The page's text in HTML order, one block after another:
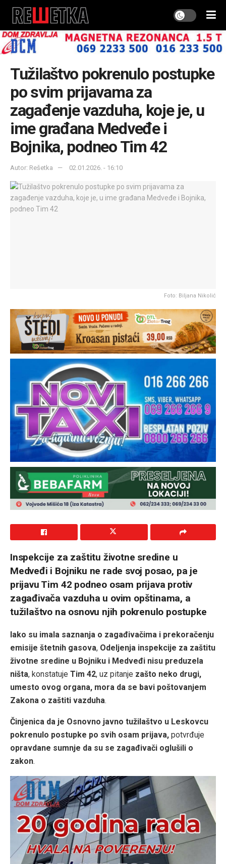
Tužilaštvo pokrenulo postupke
po svim prijavama za
zagađenje vazduha, koje je, u
ime građana Medveđe i
Bojnika, podneo Tim 42
Autor: Rešetka 02.01.2026. - 16:10
Foto: Biljana Nikolić
Inspekcije za zaštitu životne sredine u
Medveđi i Bojniku ne rade svoj posao, pa je
prijavu Tim 42 podneo osam prijava protiv
zagađivača vazduha u ovim opštinama, a
tužilaštvo na osnovu njih pokrenulo postupke
Iako su imala saznanja o zagađivačima i prekoračenju
emisije štetnih gasova, Odeljenja inspekcije za zaštitu
životne sredine u Bojniku i Medveđi nisu preduzela
ništa, konstatuje Tim 42, uz pitanje zašto neko drugi,
umesto ovog organa, mora da se bavi poštovanjem
Zakona o zaštiti vazduha.
Činjenica da je Osnovno javno tužilaštvo u Leskovcu
pokrenulo postupke po svih osam prijava, potvrđuje
opravdane sumnje da su se zagađivači oglušili o
zakon.